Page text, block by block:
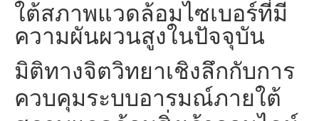
ใต้สภาพแวดล้อมไซเบอร์ที่มี
ความผันผวนสูงในปัจจุบัน
มิติทางจิตวิทยาเชิงลึกกับการ
ควบคุมระบบอารมณ์ภายใต้